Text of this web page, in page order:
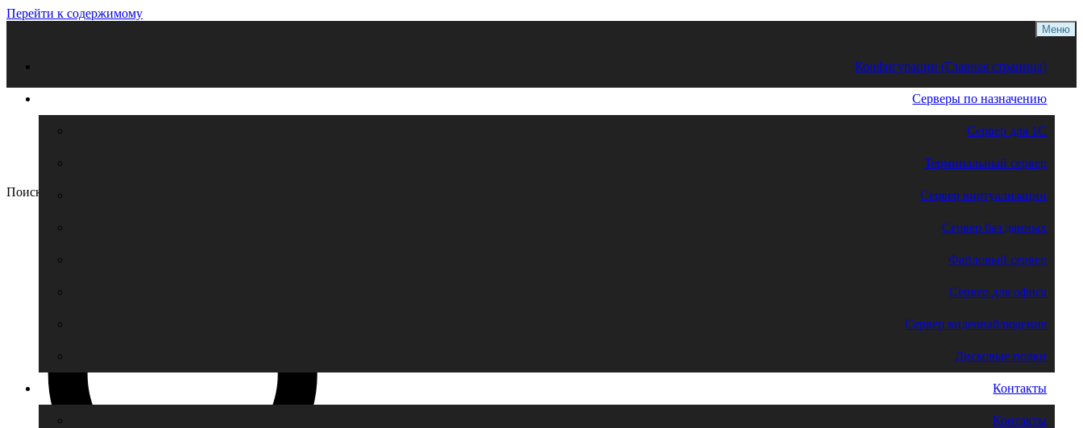
Перейти к содержимому
Меню
Конфигурации (Главная страница)
Серверы по назначению
Сервер для 1С
Терминальный сервер
Сервер виртуализации
Сервер баз данных
Файловый сервер
Сервер для офиса
Сервер видеонаблюдения
Дисковые полки
Контакты
Контакты
Поиск